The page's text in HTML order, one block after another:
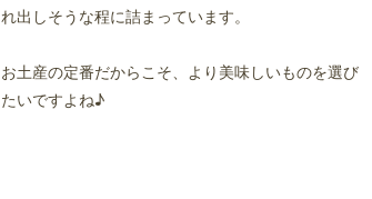
れ出しそうな程に詰まっています。
お土産の定番だからこそ、より美味しいものを選び
たいですよね♪